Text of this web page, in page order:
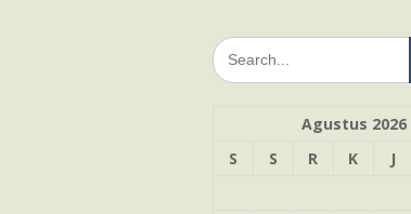
Search
for:
Agustus 2026
S
S R K J